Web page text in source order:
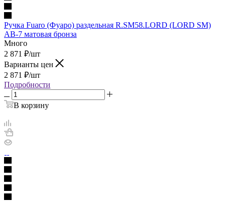
Ручка Fuaro (Фуаро) раздельная R.SM58.LORD (LORD SM)
AB-7 матовая бронза
Много
2 871 ₽/шт
Варианты цен
2 871 ₽/шт
Подробности
В корзину